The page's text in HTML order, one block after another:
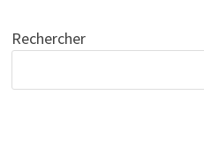
Rechercher